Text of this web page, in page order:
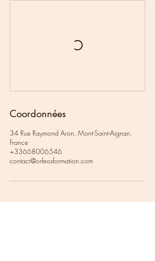
Coordonnées
34 Rue Raymond Aron, Mont-Saint-Aignan,
France
+33668006546
contact@orfeosformation.com